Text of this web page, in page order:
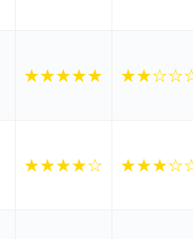
★★★★★
★★★★☆